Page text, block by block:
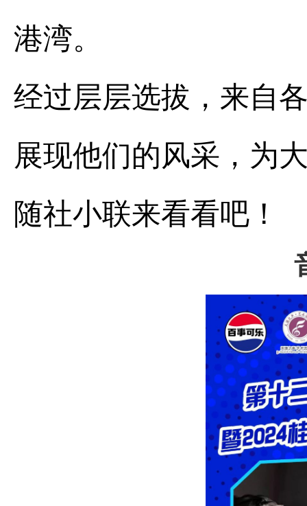
港湾。
经过层层选拔，来自
展现他们的风采，为
随社小联来看看吧！